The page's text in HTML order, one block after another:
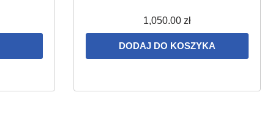
1,050.00 zł
DODAJ DO KOSZYKA